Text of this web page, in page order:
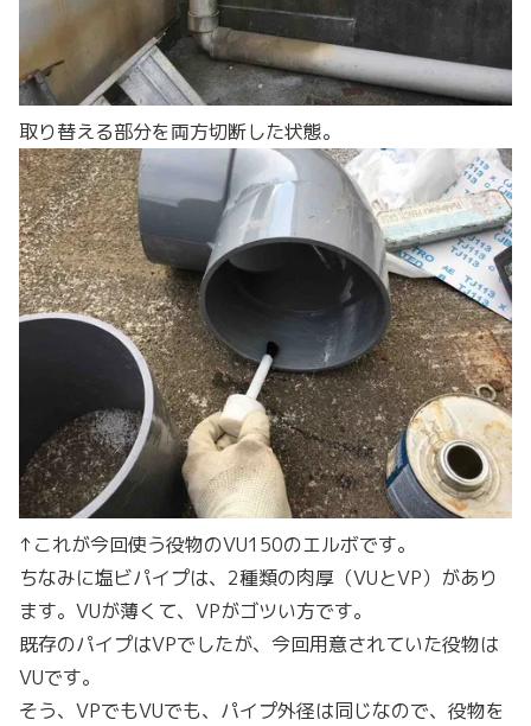
取り替える部分を両方切断した状態。
↑これが今回使う役物のVU150のエルボです。
ちなみに塩ビパイプは、2種類の肉厚（VUとVP）があり
ます。VUが薄くて、VPがゴツい方です。
既存のパイプはVPでしたが、今回用意されていた役物は
VUです。
そう、VPでもVUでも、パイプ外径は同じなので、役物を